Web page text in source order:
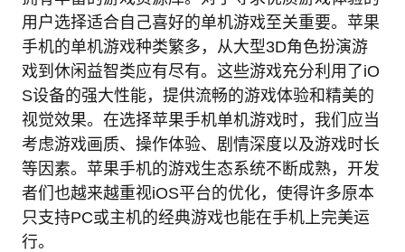
用户选择适合自己喜好的单机游戏至关重要。苹果
手机的单机游戏种类繁多，从大型3D角色扮演游
戏到休闲益智类应有尽有。这些游戏充分利用了iO
S设备的强大性能，提供流畅的游戏体验和精美的
视觉效果。在选择苹果手机单机游戏时，我们应当
考虑游戏画质、操作体验、剧情深度以及游戏时长
等因素。苹果手机的游戏生态系统不断成熟，开发
者们也越来越重视iOS平台的优化，使得许多原本
只支持PC或主机的经典游戏也能在手机上完美运
行。